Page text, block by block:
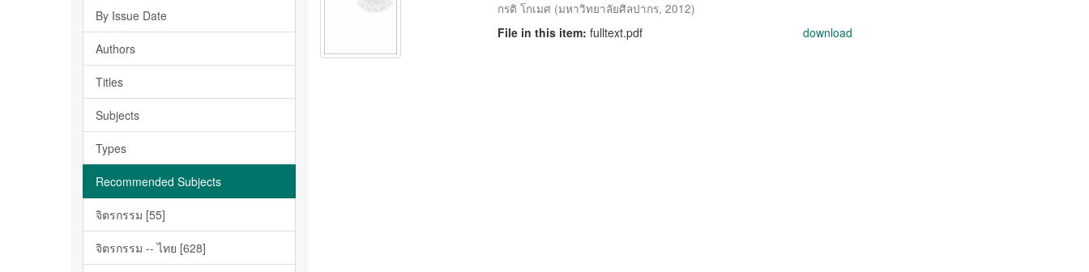
By Issue Date
Authors
Titles
Subjects
Types
Recommended Subjects
จิตรกรรม [55]
จิตรกรรม -- ไทย [628]
กรติ โกเมศ (มหาวิทยาลัยศิลปากร, 2012)
File in this item: fulltext.pdf download